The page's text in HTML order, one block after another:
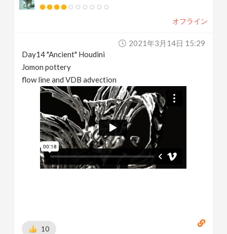
オフライン
2021年3月14日 15:29
Day14 "Ancient" Houdini
Jomon pottery
flow line and VDB advection
10